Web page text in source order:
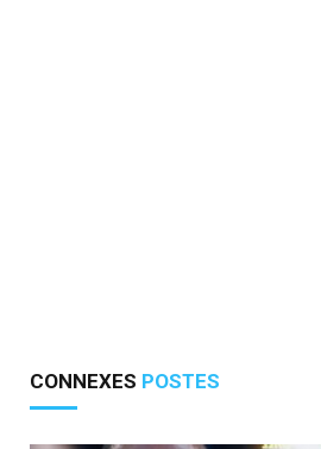
CONNEXES POSTES